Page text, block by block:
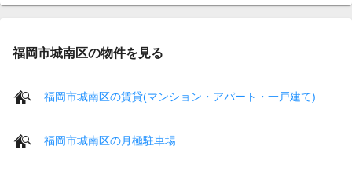
福岡市城南区の物件を見る
福岡市城南区の賃貸(マンション・アパート・一戸建て)
福岡市城南区の月極駐車場